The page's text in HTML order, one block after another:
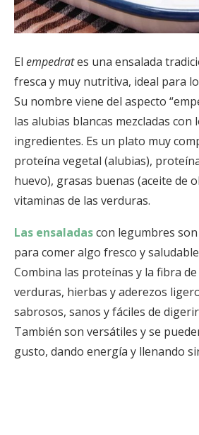
El empedrates una ensalada
fresca y muy nutritiva, ideal para
Su nombre viene del aspecto
las alubias blancas mezcladas con
ingredientes. Es un plato muy
proteína vegetal (alubias),
huevo), grasas buenas (aceite de
vitaminas de las verduras.
Las ensaladascon legumbres
para comer algo fresco y
Combina las proteínas y la fibra
verduras, hierbas y aderezos
sabrosos, sanos y fáciles de
También son versátiles y se
gusto, dando energía y llenando